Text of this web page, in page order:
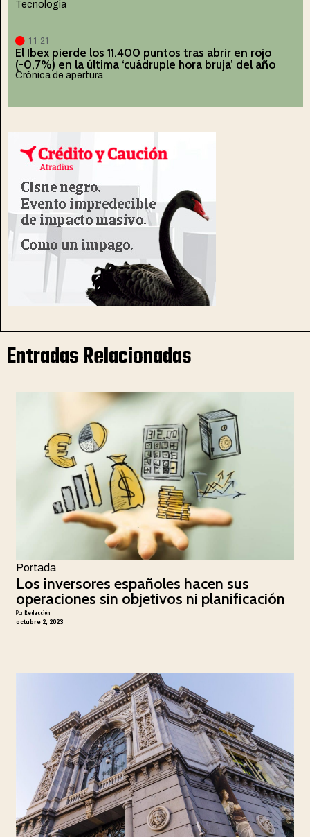
Tecnologia
11:21
El Ibex pierde los 11.400 puntos tras abrir en rojo
(-0,7%) en la última ‘cuádruple hora bruja’ del año
Crónica de apertura
Entradas Relacionadas
Portada
Los inversores españoles hacen sus
operaciones sin objetivos ni planificación
PorRedacción
octubre 2, 2023